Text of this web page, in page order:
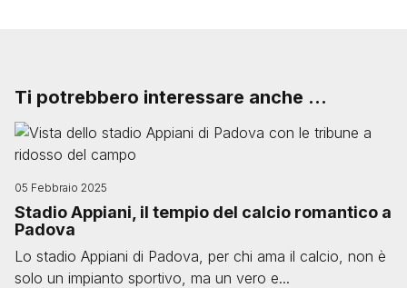
Ti potrebbero interessare anche ...
Image
05 Febbraio 2025
Stadio Appiani, il tempio del calcio romantico a
Padova
Lo stadio Appiani di Padova, per chi ama il calcio, non è
solo un impianto sportivo, ma un vero e...